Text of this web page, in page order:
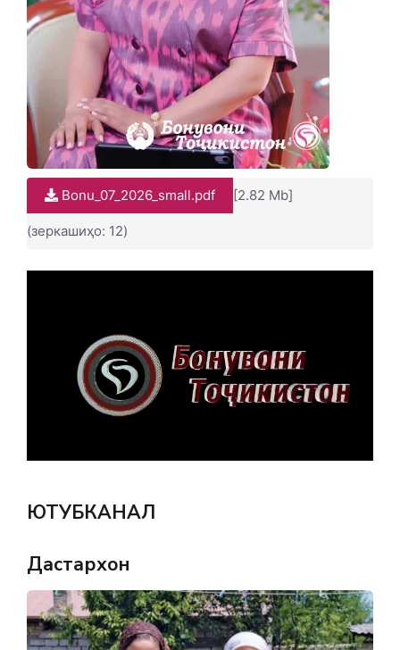
Bonu_07_2026_small.pdf [2.82 Mb]
(зеркашиҳо: 12)
ЮТУБКАНАЛ
Дастархон